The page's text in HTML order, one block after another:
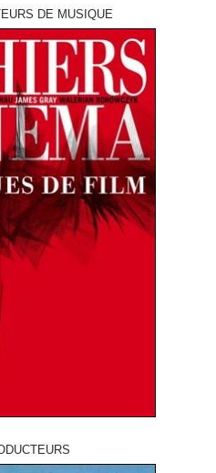
DE MUSIQUE